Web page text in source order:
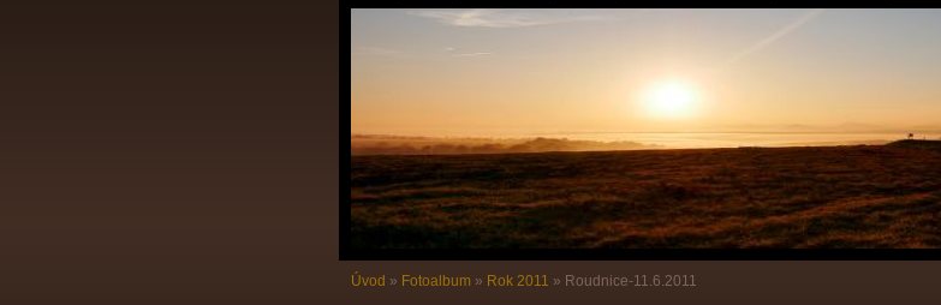
Úvod » Fotoalbum » Rok 2011 » Roudnice-11.6.2011